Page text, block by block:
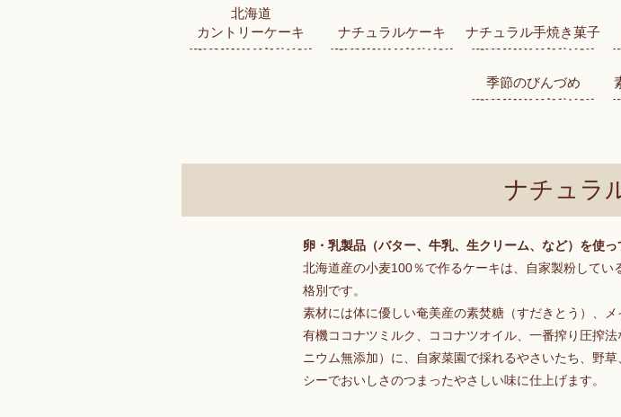
北海道
カントリーケーキ
ナチュラルケーキ ナチュラル手焼き菓子
季節のびんづめ
ナチュラ
卵・乳製品（バター、牛乳、生クリーム、など）を使っ
北海道産の小麦100％で作るケーキは、自家製粉して
格別です。
素材には体に優しい奄美産の素焚糖（すだきとう）、
有機ココナツミルク、ココナツオイル、一番搾り圧搾
ニウム無添加）に、自家菜園で採れるやさいたち、野
シーでおいしさのつまったやさしい味に仕上げます。